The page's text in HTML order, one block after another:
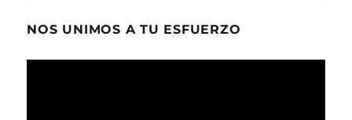
NOS UNIMOS A TU ESFUERZO